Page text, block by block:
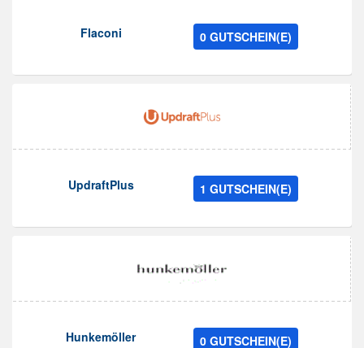
Flaconi 0 GUTSCHEIN(E)
UpdraftPlus 1 GUTSCHEIN(E)
Hunkemöller 0 GUTSCHEIN(E)